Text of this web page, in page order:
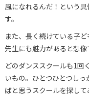
風になれるんだ！という
す。
また、長く続けている子
先生にも魅力があると想像
どのダンススクールも1回
いもの。ひとつひとつし
ばと思うスクールを探して